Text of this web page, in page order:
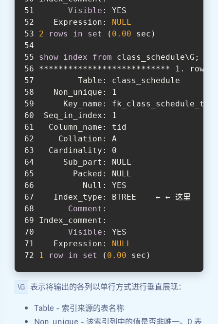
Visible : YES
   Expression:
NULL
2
rows in set ( 0.00 sec)
show index from class_schedule\G;
*************************** 1. row
        Table: class_schedule
   Non_unique: 1
Key_name: fk_class_schedule_tid
Seq_in_index: 1
  Column_name: tid
    Collation: A
  Cardinality: 0
     Sub_part: NULL
       Packed: NULL
         Null: YES
   Index_type: BTREE    ← ← 这里
Comment :
Index_comment:
Visible : YES
   Expression:
NULL
1
row in set ( 0.00 sec)
\G 表示将输出的各列以单行方式进行垂直展现：
Table - 索引来源的表名称